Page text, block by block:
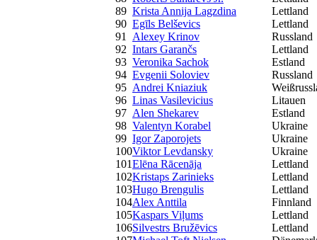
89 Krista Annija Lagzdina
Lettland
90 Egīls Belševics
Lettland
91
Alexey Krinov
Russland
92 Intars Garančs
Lettland
93 Veronika Sachok
Estland
94 Evgenii Soloviev
Russland
95 Andrei Kniaziuk
96 Linas Vasilevicius
Litauen
97 Alen Shekarev
Estland
98 Valentyn Korabel
Ukraine
99 Igor Zaporojets
Ukraine
100Viktor Levdansky
Ukraine
101Elēna Rācenāja
Lettland
102Kristaps Zarinieks
Lettland
103Hugo Brengulis
Lettland
104Alex Anttila
Finnland
105Kaspars Viļums
Lettland
106Silvestrs Bružēvics
Lettland